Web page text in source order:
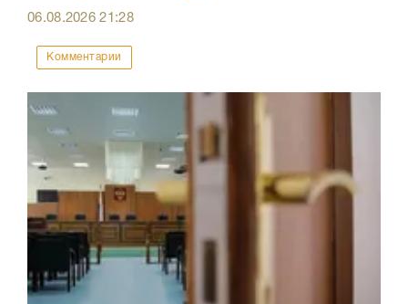
06.08.202621:28
Комментарии